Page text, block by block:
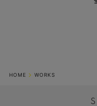
HOME WORKS